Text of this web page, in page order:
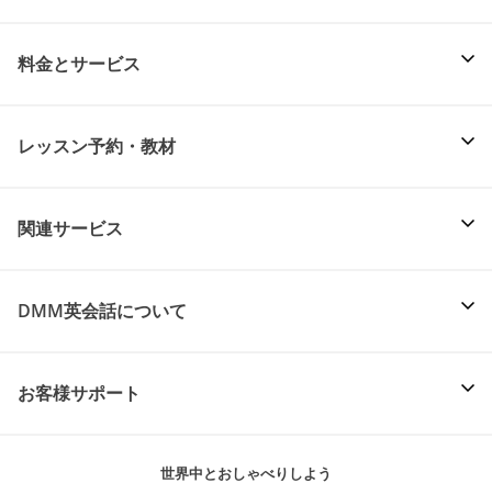
料金とサービス
レッスン予約・教材
関連サービス
DMM英会話について
お客様サポート
世界中とおしゃべりしよう